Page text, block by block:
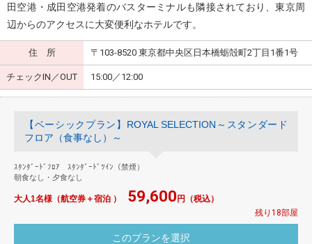
田空港・成田空港発着のバスターミナルも隣接されており、東京周
辺からのアクセスに大変便利なホテルです。
住 所 〒103-8520 東京都中央区日本橋蛎殻町2丁目1番1号
チェックIN／OUT 15:00／12:00
【ベーシックプラン】ROYAL SELECTION～スタンダード
フロア（食事なし）～
ｽﾀﾝﾀﾞｰﾄﾞﾌﾛｱ ｽﾀﾝﾀﾞｰﾄﾞﾂｲﾝ（禁煙）
朝食なし・夕食なし
大人1名様（航空券＋宿泊 ） 59,600円（税込）
残り18部屋